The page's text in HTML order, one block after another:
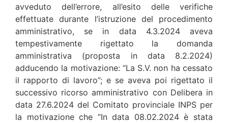
avveduto dell’errore, all’esito delle verifiche
effettuate durante l’istruzione del procedimento
amministrativo, se in data 4.3.2024 aveva
tempestivamente rigettato la domanda
amministrativa (proposta in data 8.2.2024)
adducendo la motivazione: “La S.V. non ha cessato
il rapporto di lavoro”; e se aveva poi rigettato il
successivo ricorso amministrativo con Delibera in
data 27.6.2024 del Comitato provinciale INPS per
la motivazione che “In data 08.02.2024 è stata